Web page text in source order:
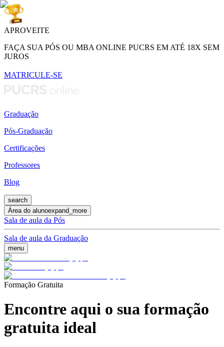
APROVEITE
FAÇA SUA PÓS OU MBA ONLINE PUCRS EM ATÉ 18X SEM
JUROS
MATRICULE-SE
Graduação
Pós-Graduação
Certificações
Professores
Blog
search
Área do alunoexpand_more
Sala de aula da Pós
Sala de aula da Graduação
menu
Formação Gratuita
Encontre aqui o sua formação
gratuita ideal